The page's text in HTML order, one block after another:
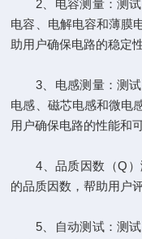
2、电容测量：测试
电容、电解电容和薄膜
助用户确保电路的稳定
3、电感测量：测试
电感、磁芯电感和微电
用户确保电路的性能和
4、品质因数（Q）
的品质因数，帮助用户
5、自动测试：测试